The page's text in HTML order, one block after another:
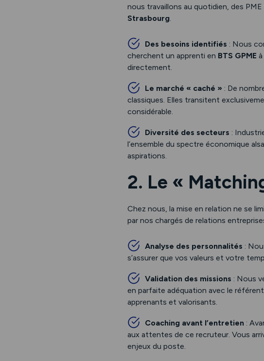
nous travaillons au quotidien, des
Strasbourg.
Des besoins identifiés : Nous
cherchent un apprenti en BTS GPME à
directement.
Le marché « caché » : De
classiques. Elles transitent
considérable.
Diversité des secteurs :
l’ensemble du spectre économique
aspirations.
2. Le «
Chez nous, la mise en relation ne se
par nos chargés de relations
Analyse des personnalités :
s’assurer que vos valeurs et votre
Validation des missions : Nous
en parfaite adéquation avec le
apprenants et valorisants.
Coaching avant l’entretien :
aux attentes de ce recruteur. Vous
enjeux du poste.